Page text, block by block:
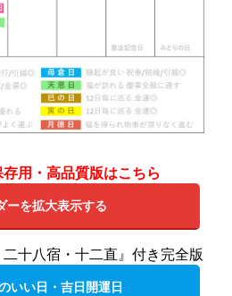
用・高品質版はこちら
ーを拡大表示する
二十八宿・十二直』付き完全版
いい日・吉日開運日